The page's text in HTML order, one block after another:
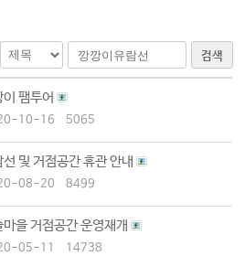
검색
팸투어
10-16 5065
및 거점공간 휴관 안내
08-20 8499
마을 거점공간 운영재개
05-11 14738